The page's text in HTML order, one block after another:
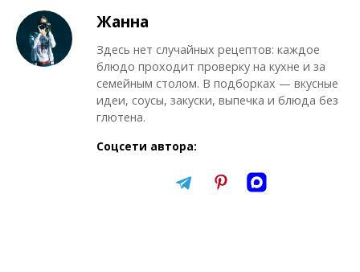
Жанна
Здесь нет случайных рецептов: каждое
блюдо проходит проверку на кухне и за
семейным столом. В подборках — вкусные
идеи, соусы, закуски, выпечка и блюда без
глютена.
Соцсети автора: